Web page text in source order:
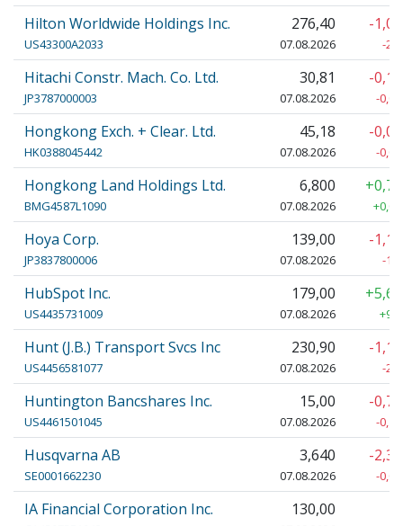
Hilton Worldwide Holdings Inc.
US43300A2033
276,40
07.08.2026
-
-
Hitachi Constr. Mach. Co. Ltd.
JP3787000003
30,81
07.08.2026
-
-
Hongkong Exch. + Clear. Ltd.
HK0388045442
45,18
07.08.2026
-
-
Hongkong Land Holdings Ltd.
BMG4587L1090
6,800
07.08.2026
Hoya Corp.
JP3837800006
139,00
07.08.2026
-
-
HubSpot Inc.
US4435731009
179,00
07.08.2026
Hunt (J.B.) Transport Svcs Inc
US4456581077
230,90
07.08.2026
-
-
Huntington Bancshares Inc.
US4461501045
15,00
07.08.2026
-
-
Husqvarna AB
SE0001662230
3,640
07.08.2026
-
-
IA Financial Corporation Inc. 130,00